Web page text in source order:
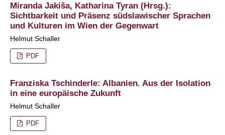
Miranda Jakiša, Katharina Tyran (Hrsg.):
Sichtbarkeit und Präsenz südslawischer Sprachen
und Kulturen im Wien der Gegenwart
Helmut Schaller
PDF
Franziska Tschinderle: Albanien. Aus der Isolation
in eine europäische Zukunft
Helmut Schaller
PDF